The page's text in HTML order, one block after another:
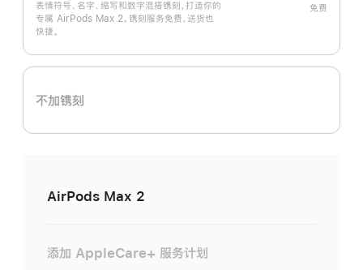
表情符号、名字、缩写和数字混搭镌刻，打造你的
专属 AirPods Max 2。镌刻服务免费，送货也
快捷。
免费
不加镌刻
AirPods Max 2
添加 AppleCare+ 服务计划